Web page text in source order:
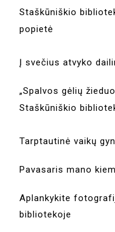
Staškūniškio
popietė
Į svečius atvyko
„Spalvos gėlių
Staškūniškio
Tarptautinė vaikų
Pavasaris mano
Aplankykite
bibliotekoje